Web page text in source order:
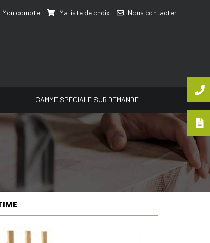
Mon compte Ma liste de choix Nous contacter
GAMME SPÉCIALE SUR DEMANDE